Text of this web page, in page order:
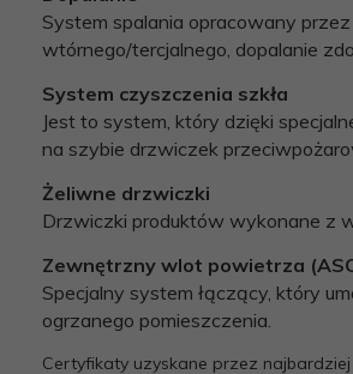
System spalania opracowany
wtórnego/tercjalnego, dopalanie
System czyszczenia szkła
Jest to system, który dzięki
na szybie drzwiczek
Żeliwne drzwiczki
Drzwiczki produktów wykonane z
Zewnętrzny wlot powietrza
Specjalny system łączący, który
ogrzanego pomieszczenia.
Certyfikaty uzyskane przez